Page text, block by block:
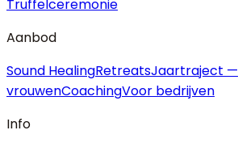
Truffelceremonie
Aanbod
Sound HealingRetreatsJaartraject —
vrouwenCoachingVoor bedrijven
Info